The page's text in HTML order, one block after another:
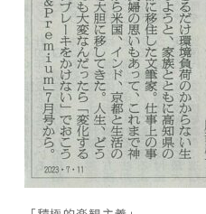
デザイン
- 空間デザイン
- 内観デザイン
- 生活デザイン
- 外構デザイン